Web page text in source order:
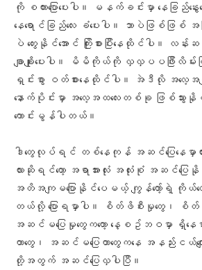
ကို စကားပြောပေးပါ။ မနက်ခင်းမှာ နေခြည်
နေရောင်ခြည်လေး ခံပေးပါ။ ဘာပဲဖြစ်ဖြစ် အ
ပဲ တွေးနိုင်အောင် ကြိုးစားပြီးနေထိုင်ပါ။ လန်းဆ
ချာချိုးပေးပါ။ မိမိကိုယ်ကို လှလှပပဖြီးလိ
ရှင်းစွာ ဝတ်စားနေထိုင်ပါ။ အဲဒီလို အလေ့အက
နောက်ပိုင်းမှာ အလေ့အထလေးတစ်ခု ဖြစ်သွားနို
ကောင်းမွန်ပါတယ်။
ဒါတွေလုပ်ရင် တစ်နေကုန် အဆင်ပြေနေမှာလာ
လားဆိုရင်တော့ အရာအားလုံး အလုံးစုံ အဆင်ပြေ
အတိအကျမပြောနိုင်ပေမယ့် ကျွန်တော့်ရဲ့ ကိုယ်တွ
တယ်လို့ ပြောရမှာပါ။ စိတ်ဖိစီးမှုတွေ၊ စိ
အဆင်မပြေမှုတွေကတော့ နေ့စဥ်ဘဝမှာ ရှိန
တာတွေ၊ အဆင်မပြေတာတွေကနေ အနည်းငယ်လျေ
တို့အတွက် အဆင်ပြေလှပါပြီ။